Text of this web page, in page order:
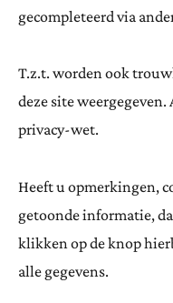
gecompleteerd via
T.z.t. worden ook
deze site weergegeven.
privacy-wet.
Heeft u opmerkingen,
getoonde informatie,
klikken op de knop
alle gegevens.